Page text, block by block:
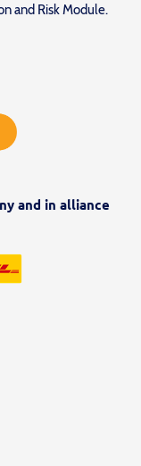
and Risk Module.
and in alliance